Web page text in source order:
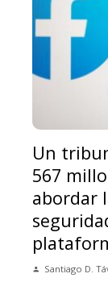
Un
567
abordar
Santiago D.